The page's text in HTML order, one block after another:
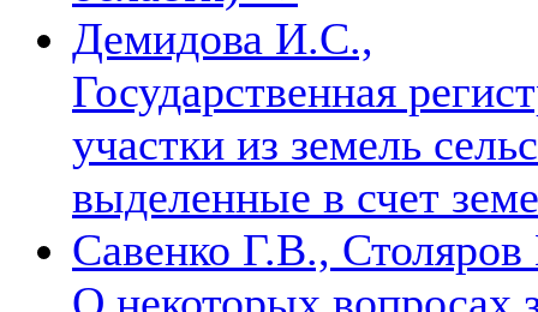
Демидова И.С.,
Государственная
участки из земель
выделенные в счет
Савенко Г.В.,